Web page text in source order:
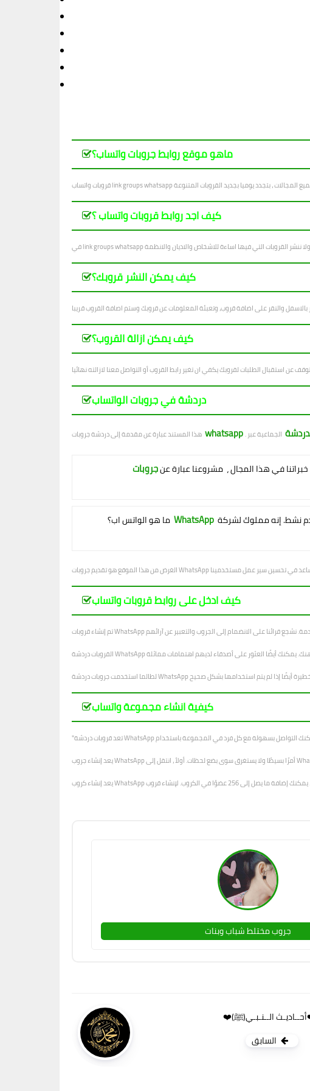
ماهو موقع روابط جروبات واتساب؟
كيف اجد روابط قروبات واتساب ؟
كيف يمكن النشر قروبك؟
كيف يمكن ازالة القروب؟
دردشة في جروبات الواتساب
whatsapp
خبراتنا في هذا المجال ، مشروعنا عبارة عن
WhatsApp
كيف ادخل على روابط قروبات واتساب
كيفية انشاء مجموعة واتساب
جروب مختلط شباب وبنات
السابق